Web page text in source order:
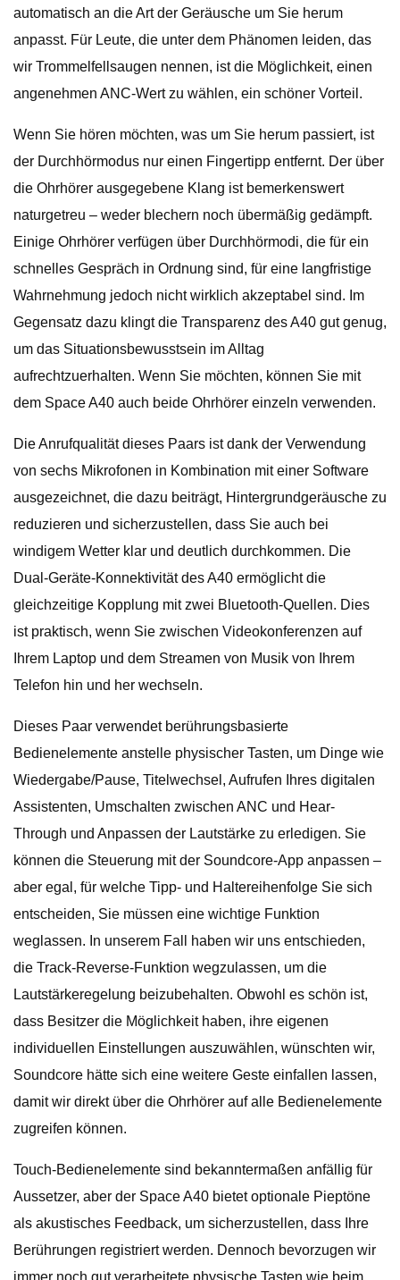
automatisch an die Art der Geräusche um Sie herum
anpasst. Für Leute, die unter dem Phänomen leiden, das
wir Trommelfellsaugen nennen, ist die Möglichkeit, einen
angenehmen ANC-Wert zu wählen, ein schöner Vorteil.
Wenn Sie hören möchten, was um Sie herum passiert, ist
der Durchhörmodus nur einen Fingertipp entfernt. Der über
die Ohrhörer ausgegebene Klang ist bemerkenswert
naturgetreu – weder blechern noch übermäßig gedämpft.
Einige Ohrhörer verfügen über Durchhörmodi, die für ein
schnelles Gespräch in Ordnung sind, für eine langfristige
Wahrnehmung jedoch nicht wirklich akzeptabel sind. Im
Gegensatz dazu klingt die Transparenz des A40 gut genug,
um das Situationsbewusstsein im Alltag
aufrechtzuerhalten. Wenn Sie möchten, können Sie mit
dem Space A40 auch beide Ohrhörer einzeln verwenden.
Die Anrufqualität dieses Paars ist dank der Verwendung
von sechs Mikrofonen in Kombination mit einer Software
ausgezeichnet, die dazu beiträgt, Hintergrundgeräusche zu
reduzieren und sicherzustellen, dass Sie auch bei
windigem Wetter klar und deutlich durchkommen. Die
Dual-Geräte-Konnektivität des A40 ermöglicht die
gleichzeitige Kopplung mit zwei Bluetooth-Quellen. Dies
ist praktisch, wenn Sie zwischen Videokonferenzen auf
Ihrem Laptop und dem Streamen von Musik von Ihrem
Telefon hin und her wechseln.
Dieses Paar verwendet berührungsbasierte
Bedienelemente anstelle physischer Tasten, um Dinge wie
Wiedergabe/Pause, Titelwechsel, Aufrufen Ihres digitalen
Assistenten, Umschalten zwischen ANC und Hear-
Through und Anpassen der Lautstärke zu erledigen. Sie
können die Steuerung mit der Soundcore-App anpassen –
aber egal, für welche Tipp- und Haltereihenfolge Sie sich
entscheiden, Sie müssen eine wichtige Funktion
weglassen. In unserem Fall haben wir uns entschieden,
die Track-Reverse-Funktion wegzulassen, um die
Lautstärkeregelung beizubehalten. Obwohl es schön ist,
dass Besitzer die Möglichkeit haben, ihre eigenen
individuellen Einstellungen auszuwählen, wünschten wir,
Soundcore hätte sich eine weitere Geste einfallen lassen,
damit wir direkt über die Ohrhörer auf alle Bedienelemente
zugreifen können.
Touch-Bedienelemente sind bekanntermaßen anfällig für
Aussetzer, aber der Space A40 bietet optionale Pieptöne
als akustisches Feedback, um sicherzustellen, dass Ihre
Berührungen registriert werden. Dennoch bevorzugen wir
immer noch gut verarbeitete physische Tasten wie beim